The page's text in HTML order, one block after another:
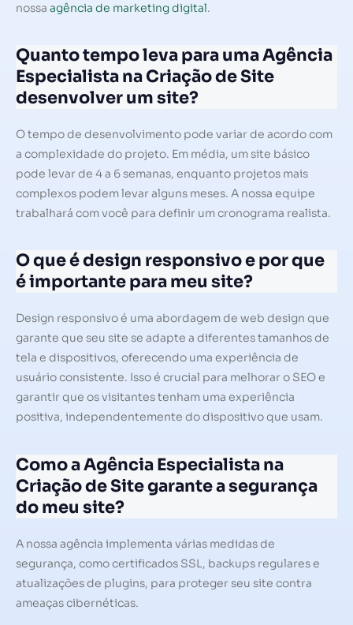
nossa agência de marketing digital.
Quanto tempo leva para uma Agência
Especialista na Criação de Site
desenvolver um site?
O tempo de desenvolvimento pode variar de acordo com
a complexidade do projeto. Em média, um site básico
pode levar de 4 a 6 semanas, enquanto projetos mais
complexos podem levar alguns meses. A nossa equipe
trabalhará com você para definir um cronograma realista.
O que é design responsivo e por que
é importante para meu site?
Design responsivo é uma abordagem de web design que
garante que seu site se adapte a diferentes tamanhos de
tela e dispositivos, oferecendo uma experiência de
usuário consistente. Isso é crucial para melhorar o SEO e
garantir que os visitantes tenham uma experiência
positiva, independentemente do dispositivo que usam.
Como a Agência Especialista na
Criação de Site garante a segurança
do meu site?
A nossa agência implementa várias medidas de
segurança, como certificados SSL, backups regulares e
atualizações de plugins, para proteger seu site contra
ameaças cibernéticas.